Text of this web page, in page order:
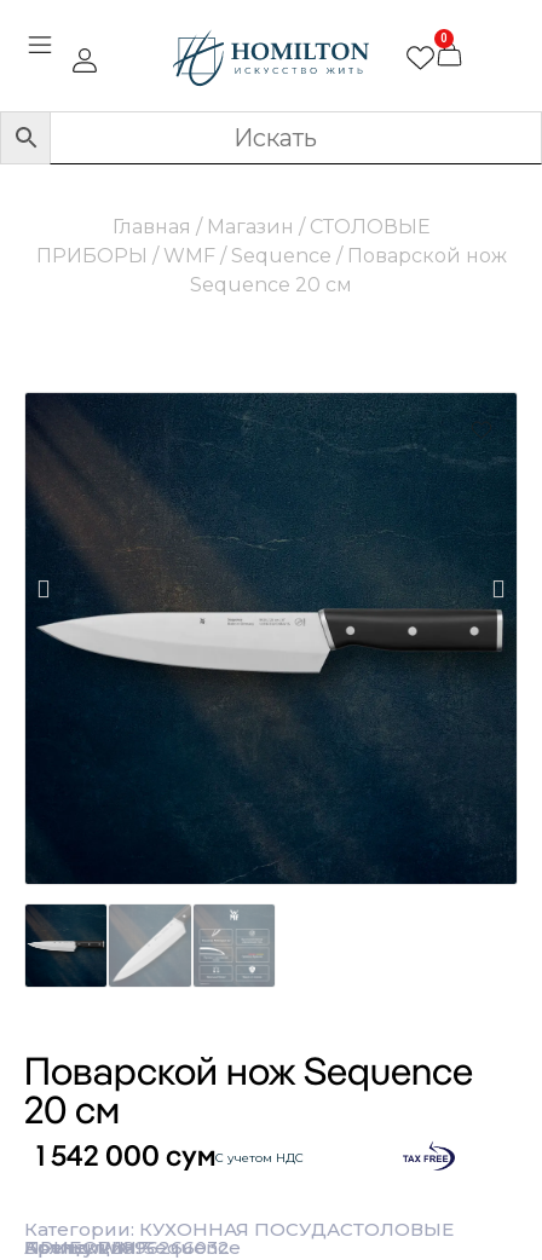
0
Главная / Магазин / СТОЛОВЫЕ
ПРИБОРЫ / WMF/ Sequence / Поварской нож
Sequence 20 см
Поварской нож Sequence
20 см
1 542 000 сумС учетом НДС
Категории: КУХОННАЯ ПОСУДАСТОЛОВЫЕ
ПРИБОРЫ
Бренд:WMF
Коллекция:Sequence
Артикул: 1896266032